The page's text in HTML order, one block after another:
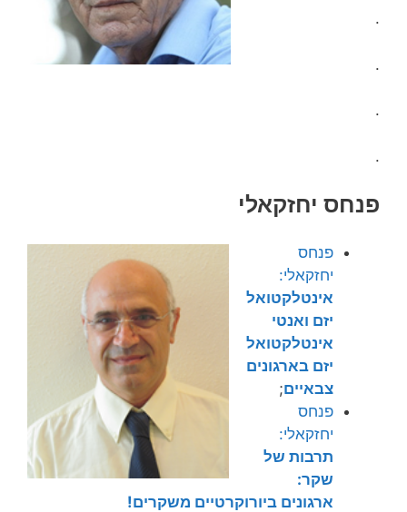
.
.
.
.
פנחס יחזקאלי
פנחס
יחזקאלי:
אינטלקטואל
יזם ואנטי
אינטלקטואל
יזם בארגונים
צבאיים;
פנחס
יחזקאלי:
תרבות של
שקר:
ארגונים ביורוקרטיים משקרים!